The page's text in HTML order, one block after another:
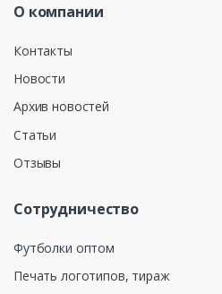
О компании
Контакты
Новости
Архив новостей
Статьи
Отзывы
Сотрудничество
Футболки оптом
Печать логотипов, тираж